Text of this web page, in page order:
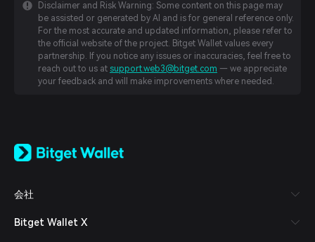
Disclaimer and Risk Warning: Some content on this page may
be assisted or generated by AI and is for general reference only.
For the most accurate and updated information, please refer to
the official website of the project. Bitget Wallet values every
partnership. If you notice any issues or inaccuracies, feel free to
reach out to us at support.web3@bitget.com — we appreciate
your feedback and will make improvements where needed.
日本語
Español (Latinoamérica)
Italiano
会社
Bitget Wallet X